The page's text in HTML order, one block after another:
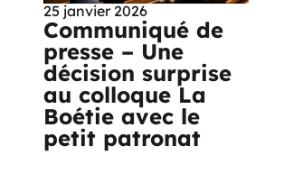
25 janvier 2026
Communiqué de
presse – Une
décision surprise
au colloque La
Boétie avec le
petit patronat